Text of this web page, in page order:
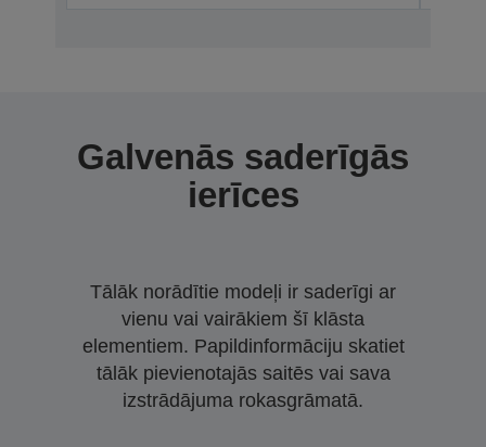
Galvenās saderīgās
ierīces
Tālāk norādītie modeļi ir saderīgi ar
vienu vai vairākiem šī klāsta
elementiem. Papildinformāciju skatiet
tālāk pievienotajās saitēs vai sava
izstrādājuma rokasgrāmatā.